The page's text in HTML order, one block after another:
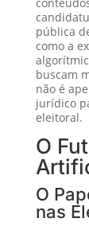
pública
como a
buscam
não é
jurídico
eleitoral.
O
O
nas